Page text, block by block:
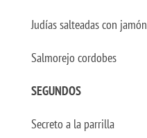
Judías salteadas con jamón
Salmorejo cordobes
SEGUNDOS
Secreto a la parrilla